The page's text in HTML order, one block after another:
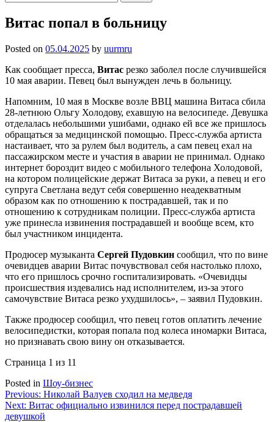
Витас попал в больницу
Posted on 05.04.2025 by uurmru
Как сообщает пресса, Витас резко заболел после случившейся
10 мая аварии. Певец был вынужден лечь в больницу.
Напомним, 10 мая в Москве возле ВВЦ машина Витаса сбила
28-летнюю Ольгу Холодову, ехавшую на велосипеде. Девушка
отделалась небольшими ушибами, однако ей все же пришлось
обращаться за медицинской помощью. Пресс-служба артиста
настаивает, что за рулем был водитель, а сам певец ехал на
пассажирском месте и участия в аварии не принимал. Однако
интернет бороздит видео с мобильного телефона Холодовой,
на котором полицейские держат Витаса за руки, а певец и его
супруга Светлана ведут себя совершенно неадекватным
образом как по отношению к пострадавшей, так и по
отношению к сотрудникам полиции. Пресс-служба артиста
уже принесла извинения пострадавшей и вообще всем, кто
был участником инцидента.
Продюсер музыканта Сергей Пудовкин сообщил, что по вине
очевидцев аварии Витас почувствовал себя настолько плохо,
что его пришлось срочно госпитализировать. «Очевидцы
происшествия издевались над исполнителем, из-за этого
самочувствие Витаса резко ухудшилось», – заявил Пудовкин.
Также продюсер сообщил, что певец готов оплатить лечение
велосипедистки, которая попала под колеса иномарки Витаса,
но признавать свою вину он отказывается.
Страница 1 из 11
Posted in Шоу-бизнес
Навигация
по
Previous: Николай Валуев сходил на медведя
Next: Витас официально извинился перед пострадавшей
девушкой